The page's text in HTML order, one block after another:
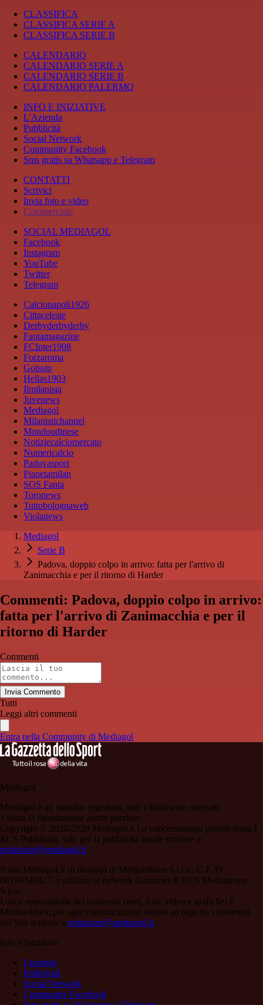
CLASSIFICA
CLASSIFICA SERIE A
CLASSIFICA SERIE B
CALENDARIO
CALENDARIO SERIE A
CALENDARIO SERIE B
CALENDARIO PALERMO
INFO E INIZIATIVE
L'Azienda
Pubblicità
Social Network
Community Facebook
Sms gratis su Whatsapp e Telegram
CONTATTI
Scrivici
Invia foto e video
Commerciale
SOCIAL MEDIAGOL
Facebook
Instagram
YouTube
Twitter
Telegram
Calcionapoli1926
Cittaceleste
Derbyderbyderby
Fantamagazine
FCInter1908
Forzaroma
Golssip
Hellas1903
Ilmilanista
Juvenews
Mediagol
Milanistichannel
Mondoudinese
Notiziecalciomercato
Numericalcio
Padovasport
Pianetamilan
SOS Fanta
Toronews
Tuttobolognaweb
Violanews
Mediagol
Serie B
Padova, doppio colpo in arrivo: fatta per l'arrivo di
Zanimacchia e per il ritorno di Harder
Commenti: Padova, doppio colpo in arrivo:
fatta per l'arrivo di Zanimacchia e per il
ritorno di Harder
Commenti
Invia Commento
Tutti
Leggi altri commenti
Entra nella Community di Mediagol
Mediagol
Mediagol è un marchio registrato, tutti i diritti sono riservati.
Vietata la riproduzione anche parziale.
Copyright © 2020-2026 Mediagol.it La concessionaria pubblicitaria è
RCS Pubblicità; solo per la pubblicità locale scrivere a
redazione@mediagol.it
Il sito Mediagol.it di titolarità di Mediaeditors S.r.l.s., C.F./PI
06198340827, è affiliato al network Gazzanet di RCS Mediagroup
S.p.a..
Unico responsabile dei contenuti (testi, foto, video e grafiche) è
Mediaeditors; per ogni comunicazione avente ad oggetto i contenuti
del Sito scrivere a redazione@mediagol.it
Info e Iniziative
l’azienda
Pubblicità
Social Network
Community Facebook